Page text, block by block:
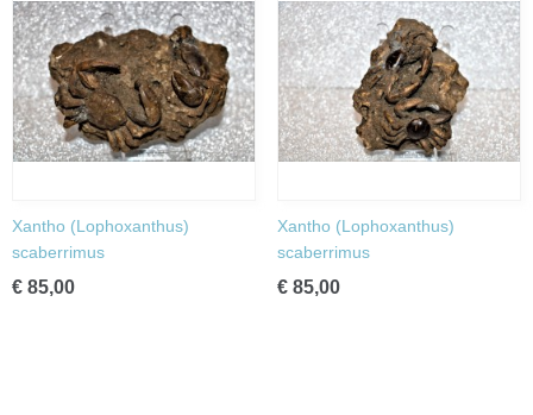
Xantho (Lophoxanthus)
scaberrimus
€ 85,00
Xantho (Lophoxanthus)
scaberrimus
€ 85,00